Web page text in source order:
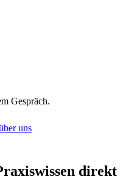
Gespräch.
uns
direkt